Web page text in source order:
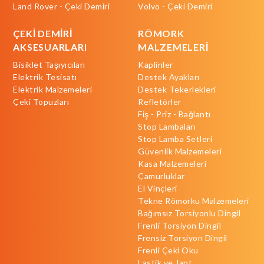
Land Rover - Çeki Demiri Volvo - Çeki Demiri
ÇEKİ DEMİRİ
AKSESUARLARI
Bisiklet Taşıyıcıları
Elektrik Tesisatı
Elektrik Malzemeleri
Çeki Topuzları
RÖMORK
MALZEMELERİ
Kaplinler
Destek Ayakları
Destek Tekerlekleri
Refletörler
Fiş - Priz - Bağlantı
Stop Lambaları
Stop Lamba Setleri
Güvenlik Malzemeleri
Kasa Malzemeleri
Çamurluklar
El Vinçleri
Tekne Römorku Malzemeleri
Bağımsız Torsiyonlu Dingil
Frenli Torsiyon Dingil
Frensiz Torsiyon Dingil
Frenli Çeki Oku